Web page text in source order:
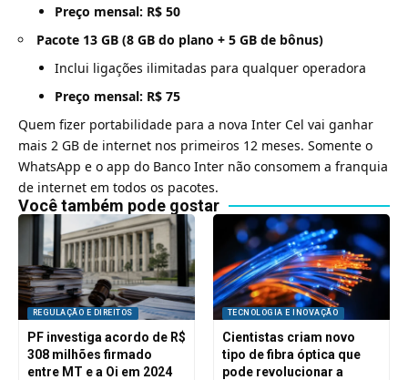
Preço mensal: R$ 50
Pacote 13 GB (8 GB do plano + 5 GB de bônus)
Inclui ligações ilimitadas para qualquer operadora
Preço mensal: R$ 75
Quem fizer portabilidade para a nova Inter Cel vai ganhar
mais 2 GB de internet nos primeiros 12 meses. Somente o
WhatsApp e o app do Banco Inter não consomem a franquia
de internet em todos os pacotes.
Você também pode gostar
REGULAÇÃO E DIREITOS
PF investiga acordo de R$
308 milhões firmado
entre MT e a Oi em 2024
TECNOLOGIA E INOVAÇÃO
Cientistas criam novo
tipo de fibra óptica que
pode revolucionar a